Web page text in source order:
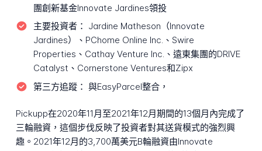
團創新基金Innovate Jardines領投
主要投資者： Jardine Matheson（Innovate
Jardines）、PChome Online Inc.、Swire
Properties、Cathay Venture Inc.、遠東集團的DRIVE
Catalyst、Cornerstone Ventures和Zipx
第三方追蹤： 與EasyParcel整合，
Pickupp在2020年11月至2021年12月期間的13個月內完成了
三輪融資，這個步伐反映了投資者對其送貨模式的強烈興
趣。2021年12月的3,700萬美元B輪融資由Innovate